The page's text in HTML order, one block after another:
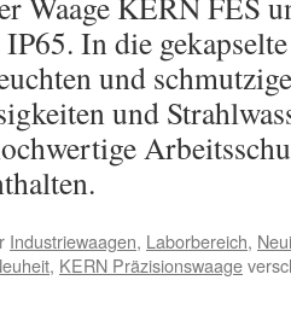
In die
und
und
Industriewaagen, Laborbereich,
, KERN Präzisionswaage